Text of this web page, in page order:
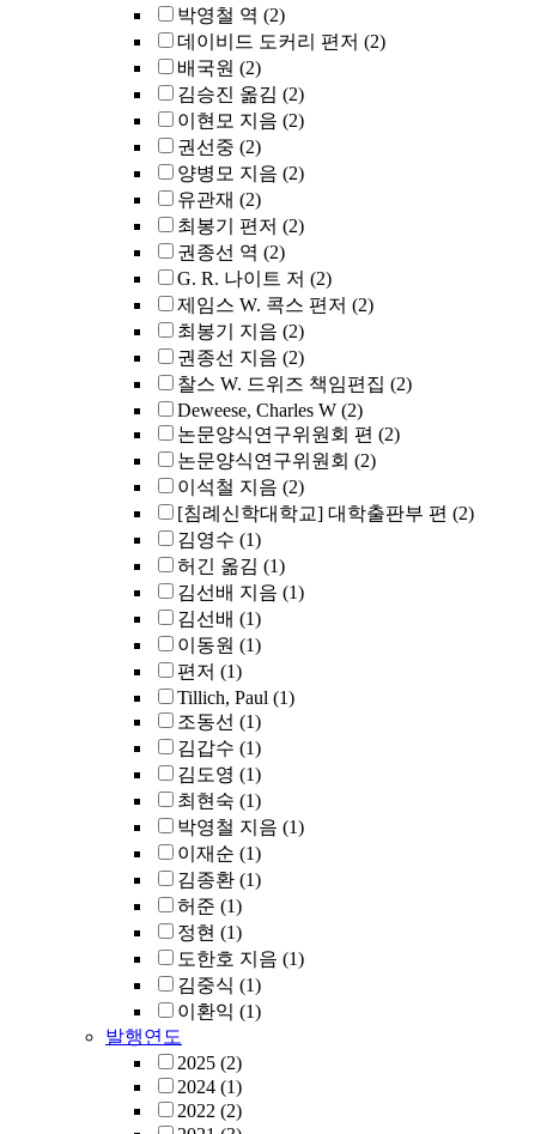
박영철 역 (2)
데이비드 도커리 편저 (2)
배국원 (2)
김승진 옮김 (2)
이현모 지음 (2)
권선중 (2)
양병모 지음 (2)
유관재 (2)
최봉기 편저 (2)
권종선 역 (2)
G. R. 나이트 저 (2)
제임스 W. 콕스 편저 (2)
최봉기 지음 (2)
권종선 지음 (2)
찰스 W. 드위즈 책임편집 (2)
Deweese, Charles W (2)
논문양식연구위원회 편 (2)
논문양식연구위원회 (2)
이석철 지음 (2)
[침례신학대학교] 대학출판부 편 (2)
김영수 (1)
허긴 옮김 (1)
김선배 지음 (1)
김선배 (1)
이동원 (1)
편저 (1)
Tillich, Paul (1)
조동선 (1)
김갑수 (1)
김도영 (1)
최현숙 (1)
박영철 지음 (1)
이재순 (1)
김종환 (1)
허준 (1)
정현 (1)
도한호 지음 (1)
김중식 (1)
이환익 (1)
발행연도
2025 (2)
2024 (1)
2022 (2)